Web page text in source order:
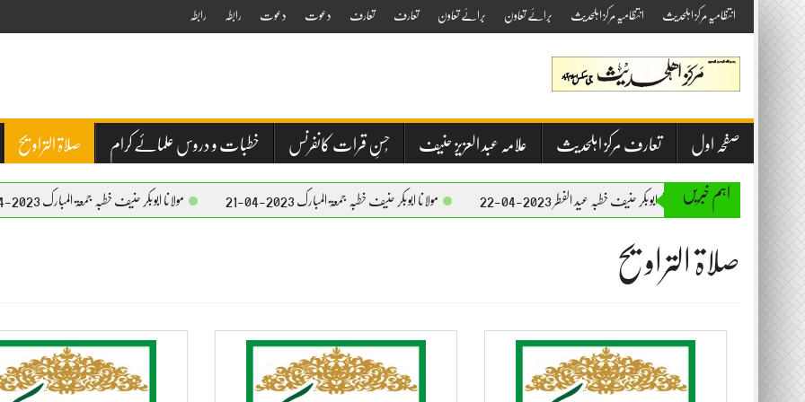
Skip
to
content
انتظامیہ مرکز اہلحدیث انتظامیہ مرکز اہلحدیث برائے تعاون برائے تعاون تعارف تعارف دعوت دعوت رابطہ رابطہ
صفحہ اول تعارف مرکز اہلحدیث علامہ عبد العزیز حنیف حُسنِ قرات کانفرنس خطبات و دروس علمائے کرام صلاۃ التراویح
اہم خبریںمولانا ابوبکر حنیف خطبہ عید الفطر 2023-04-22 مولانا ابوبکر حنیف خطبہ جمعۃ المبارک 2023-04-21 مولانا ابوبکر حنیف خطبہ جمعۃ المبارک 2023-04-21
صلاۃ التراویح